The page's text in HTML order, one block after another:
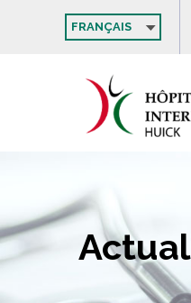
FRANÇAIS